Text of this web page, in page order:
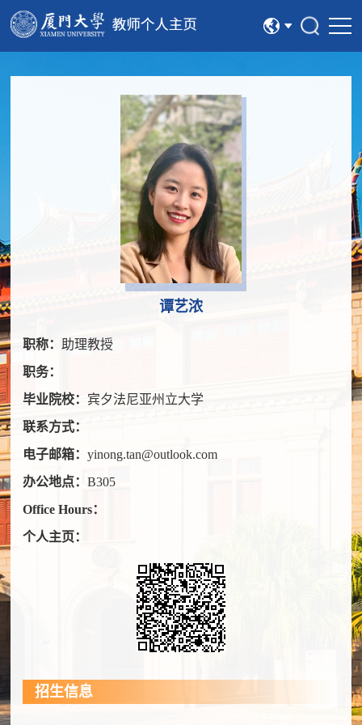
谭艺浓
职称： 助理教授
职务：
毕业院校： 宾夕法尼亚州立大学
联系方式：
电子邮箱：yinong.tan@outlook.com
办公地点：B305
Office Hours：
个人主页：
招生信息